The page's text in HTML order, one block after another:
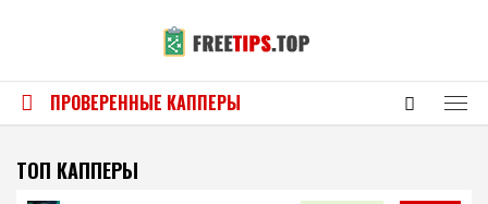
ПРОВЕРЕННЫЕ КАППЕРЫ
ТОП КАППЕРЫ